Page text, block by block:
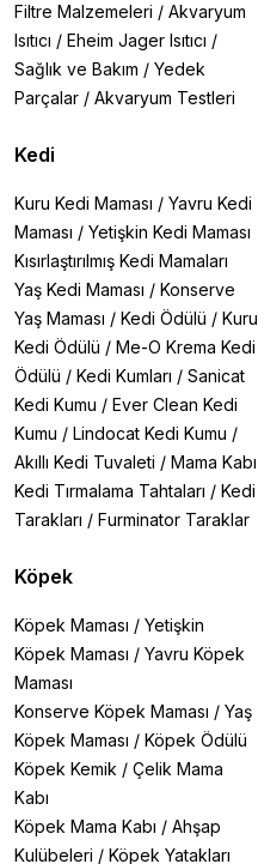
Filtre Malzemeleri / Akvaryum
Isıtıcı / Eheim Jager Isıtıcı /
Sağlık ve Bakım / Yedek
Parçalar / Akvaryum Testleri
Kedi
Kuru Kedi Maması / Yavru Kedi
Maması / Yetişkin Kedi Maması
Kısırlaştırılmış Kedi Mamaları
Yaş Kedi Maması / Konserve
Yaş Maması / Kedi Ödülü / Kuru
Kedi Ödülü / Me-O Krema Kedi
Ödülü / Kedi Kumları / Sanicat
Kedi Kumu / Ever Clean Kedi
Kumu / Lindocat Kedi Kumu /
Akıllı Kedi Tuvaleti / Mama Kabı
Kedi Tırmalama Tahtaları / Kedi
Tarakları / Furminator Taraklar
Köpek
Köpek Maması / Yetişkin
Köpek Maması / Yavru Köpek
Maması
Konserve Köpek Maması / Yaş
Köpek Maması / Köpek Ödülü
Köpek Kemik / Çelik Mama
Kabı
Köpek Mama Kabı / Ahşap
Kulübeleri / Köpek Yatakları